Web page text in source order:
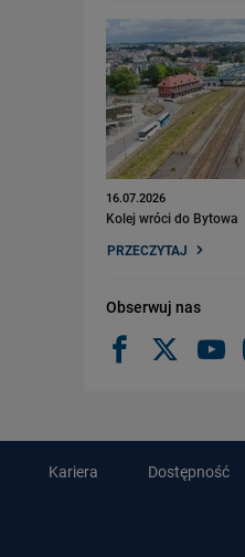
16.07.2026
Kolej wróci do Bytowa
PRZECZYTAJ
Obserwuj nas
Kariera Dostępność